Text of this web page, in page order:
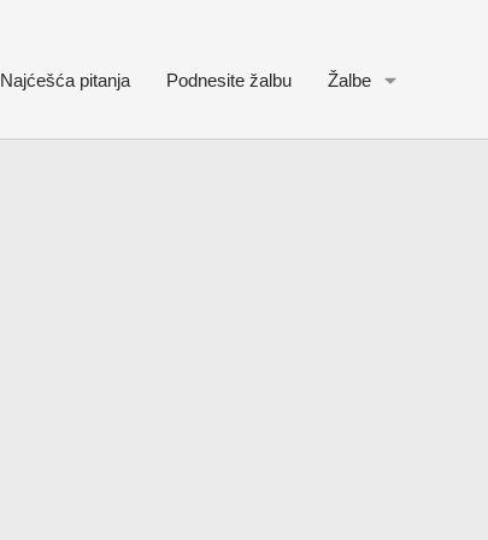
Najćešća pitanja Podnesite žalbu Žalbe